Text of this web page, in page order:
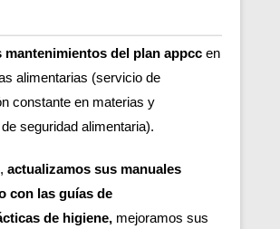
mantenimientos del plan appcc en
alimentarias (servicio de
constante en materias y
seguridad alimentaria).
actualizamos sus manuales
con las guías de
de higiene, mejoramos sus